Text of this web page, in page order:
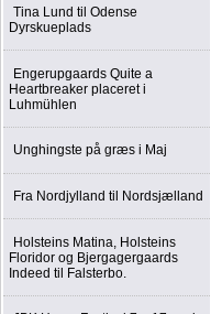
Tina Lund til Odense
Dyrskueplads
Engerupgaards Quite a
Heartbreaker placeret i
Luhmühlen
Unghingste på græs i Maj
Fra Nordjylland til Nordsjælland
Holsteins Matina, Holsteins
Floridor og Bjergagergaards
Indeed til Falsterbo.